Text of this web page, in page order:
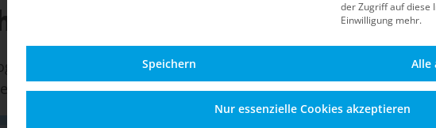
Blog
für Shopware 5: Informationen zu Sicherheit, Updates, dem
für einen stabilen Shopware-5-Shop – auch nach dem
der Zugriff auf diese
Einwilligung mehr.
Speichern Alle
Nur essenzielle Cookies akzeptieren